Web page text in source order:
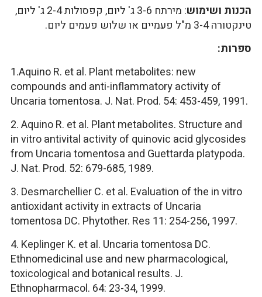
הכנות ושימוש: מירתח 3-6 ג' ליום, קפסולות 2-4 ג' ליום,
טינקטורה 3-4 מ"ל פעמיים או שלוש פעמים ליום.
ספרות:
1.Aquino R. et al. Plant metabolites: new
compounds and anti-inflammatory activity of
Uncaria tomentosa. J. Nat. Prod. 54: 453-459, 1991.
2. Aquino R. et al. Plant metabolites. Structure and
in vitro antivital activity of quinovic acid glycosides
from Uncaria tomentosa and Guettarda platypoda.
J. Nat. Prod. 52: 679-685, 1989.
3. Desmarchellier C. et al. Evaluation of the in vitro
antioxidant activity in extracts of Uncaria
tomentosa DC. Phytother. Res 11: 254-256, 1997.
4. Keplinger K. et al. Uncaria tomentosa DC.
Ethnomedicinal use and new pharmacological,
toxicological and botanical results. J.
Ethnopharmacol. 64: 23-34, 1999.